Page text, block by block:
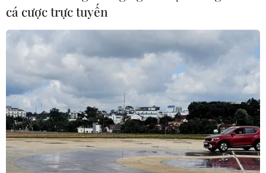
lượng FDI
07/08/2026 05:48
Xem thêm
CƠ QUAN CHỦ QUẢN: THÔNG TẤN XÃ VIỆT NAM
cá cược trực tuyến